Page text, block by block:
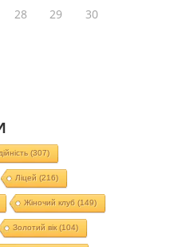
28 29
30
(307)
Ліцей (216)
Жіночий клуб (149)
Золотий вік(104)